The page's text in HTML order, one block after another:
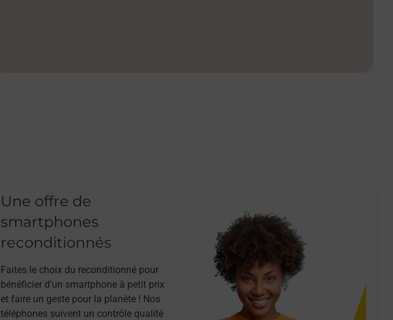
Une offre de
smartphones
reconditionnés
Faites le choix du reconditionné pour
bénéficier d’un smartphone à petit prix
et faire un geste pour la planète ! Nos
téléphones suivent un contrôle qualité